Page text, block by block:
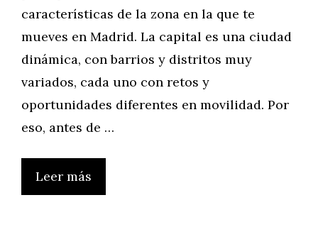
características de la zona en la que te
mueves en Madrid. La capital es una ciudad
dinámica, con barrios y distritos muy
variados, cada uno con retos y
oportunidades diferentes en movilidad. Por
eso, antes de …
Leer más